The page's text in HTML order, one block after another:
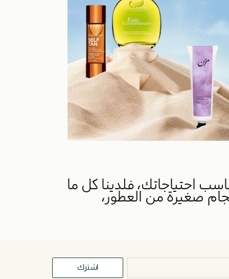
احتياجاتك، فلدينا كل ما
صغيرة من العطور،
اشترك